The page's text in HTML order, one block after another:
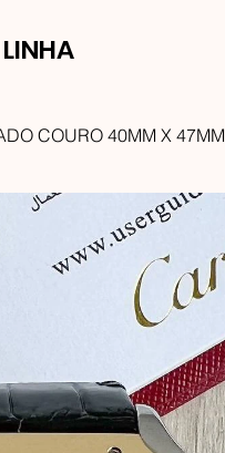
COURO 40MM X 47MM